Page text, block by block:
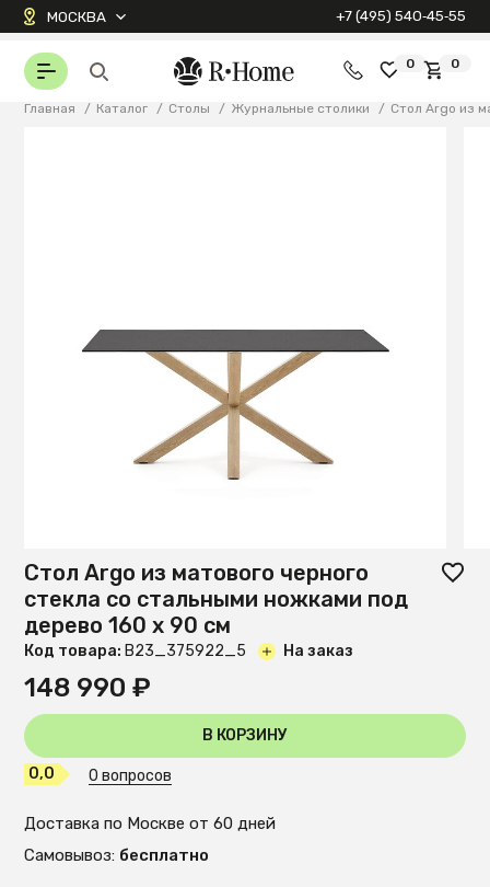
МОСКВА +7 (495) 540‑45‑55
0 0
Главная / Каталог / Столы / Журнальные столики / Стол Argo из
Стол Argo из матового черного
стекла со стальными ножками под
дерево 160 x 90 см
Код товара: B23_375922_5 На заказ
148 990 ₽
В КОРЗИНУ
0,0 0 вопросов
Доставка по Москве от 60 дней
Самовывоз: бесплатно